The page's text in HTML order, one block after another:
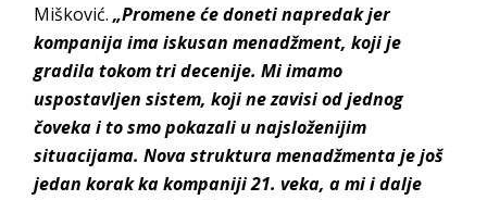
Mišković.„Promene će doneti napredak jer
kompanija ima iskusan menadžment, koji je
gradila tokom tri decenije. Mi imamo
uspostavljen sistem, koji ne zavisi od jednog
čoveka i to smo pokazali u najsloženijim
situacijama. Nova struktura menadžmenta je još
jedan korak ka kompaniji 21. veka, a mi i dalje